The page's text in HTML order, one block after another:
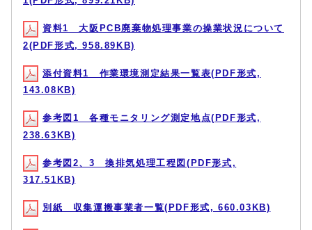
資料1 大阪PCB廃棄物処理事業の操業状況について
2(PDF形式, 958.89KB)
添付資料1 作業環境測定結果一覧表(PDF形式,
143.08KB)
参考図1 各種モニタリング測定地点(PDF形式,
238.63KB)
参考図2、3 換排気処理工程図(PDF形式,
317.51KB)
別紙 収集運搬事業者一覧(PDF形式, 660.03KB)